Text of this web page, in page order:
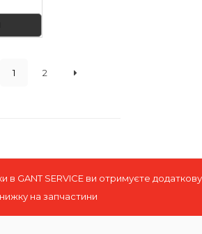
1 2
в GANT SERVICE ви отримуєте додаткову
на запчастини